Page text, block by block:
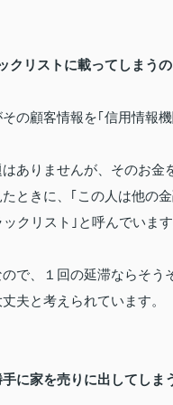
クリストに載ってしまうの
の顧客情報を｢信用情報
ありませんが、そのお金
ときに、｢この人は他の
クリスト｣と呼んでいます
で、１回の延滞ならそう
夫と考えられています。
に家を売りに出してしま